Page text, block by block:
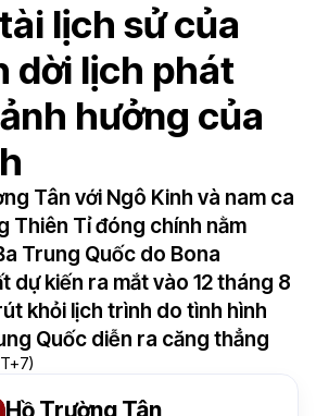
lịch sử của
dời lịch phát
hưởng của
Tân với Ngô Kinh và nam ca
Thiên Tỉ đóng chính nằm
Trung Quốc do Bona
dự kiến ra mắt vào 12 tháng 8
khỏi lịch trình do tình hình
Quốc diễn ra căng thẳng
Hồ Trường Tân